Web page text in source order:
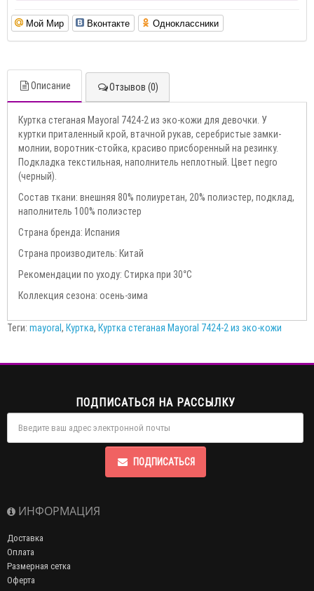
Мой Мир Вконтакте Одноклассники
Описание Отзывов (0)
Куртка стеганая Mayoral 7424-2 из эко-кожи для девочки. У
куртки приталенный крой, втачной рукав, серебристые замки-
молнии, воротник-стойка, красиво присборенный на резинку.
Подкладка текстильная, наполнитель неплотный. Цвет negro
(черный).
Состав ткани: внешняя 80% полиуретан, 20% полиэстер, подклад,
наполнитель 100% полиэстер
Страна бренда: Испания
Страна производитель: Китай
Рекомендации по уходу: Стирка при 30°С
Коллекция сезона: осень-зима
Теги: mayoral, Куртка, Куртка стеганая Mayoral 7424-2 из эко-кожи
ПОДПИСАТЬСЯ НА РАССЫЛКУ
ПОДПИСАТЬСЯ
ИНФОРМАЦИЯ
Доставка
Оплата
Размерная сетка
Оферта